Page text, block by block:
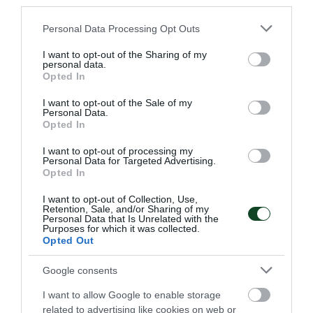
Please note that this website/app uses one or more Google
not limited to your visit or usage behaviour. You may click to
grant or deny consent to Google and its third-party tags to
use your data for below specified purposes in below Google
consent section.
Personal Data Processing Opt Outs
I want to opt-out of the Sharing of my
personal data.
Opted In
I want to opt-out of the Sale of my
Personal Data.
Opted In
I want to opt-out of processing my
Personal Data for Targeted Advertising.
Opted In
I want to opt-out of Collection, Use,
Retention, Sale, and/or Sharing of my
Personal Data that Is Unrelated with the
Purposes for which it was collected.
Opted Out
Google consents
I want to allow Google to enable storage
related to advertising like cookies on web or
Η Εθνική ομάδα μπάσκετ Νεανίδων επικράτησε 78-60 της
Σλοβακίας, σε έναν αγώνα που συμμετείχαν οι
Υφαντοπούλου και Καμπακά.
02.08.2026 ΑΚΑΔΗΜΙΑ ΚΑΛΑΘΟΣΦΑΙΡΙΣΗΣ
ΤΕΛΕΥΤΑΙΑ ΝΕΑ